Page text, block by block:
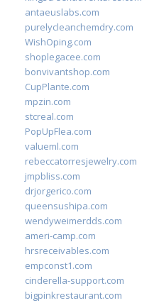
antaeuslabs.com
purelycleanchemdry.com
WishOping.com
shoplegacee.com
bonvivantshop.com
CupPlante.com
mpzin.com
stcreal.com
PopUpFlea.com
valueml.com
rebeccatorresjewelry.com
jmpbliss.com
drjorgerico.com
queensushipa.com
wendyweimerdds.com
ameri-camp.com
hrsreceivables.com
empconst1.com
cinderella-support.com
bigpinkrestaurant.com